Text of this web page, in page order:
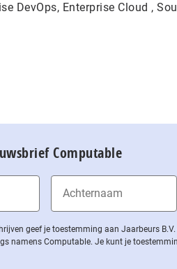
DevOps, Enterprise Cloud ,
Computable
geef je toestemming aan Jaarbeurs
namens Computable. Je kunt je